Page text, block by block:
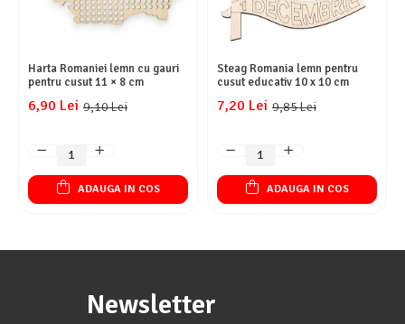
Harta Romaniei lemn cu gauri
pentru cusut 11 × 8 cm
9,10 Lei
6,90 Lei
ADAUGA IN COS
Steag Romania lemn pentru
cusut educativ 10 x 10 cm
9,85 Lei
7,20 Lei
ADAUGA IN COS
Newsletter